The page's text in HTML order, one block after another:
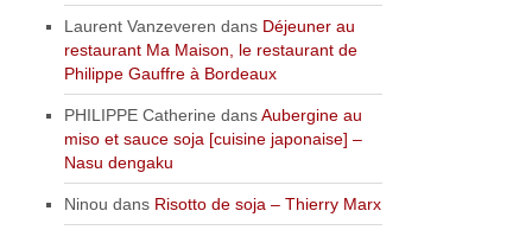
Laurent Vanzeveren dans Déjeuner au
restaurant Ma Maison, le restaurant de
Philippe Gauffre à Bordeaux
PHILIPPE Catherine dansAubergine au
miso et sauce soja [cuisine japonaise] –
Nasu dengaku
Ninou dans Risotto de soja – Thierry Marx